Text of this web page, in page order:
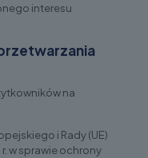
interesu
na
i Rady (UE)
w sprawie ochrony